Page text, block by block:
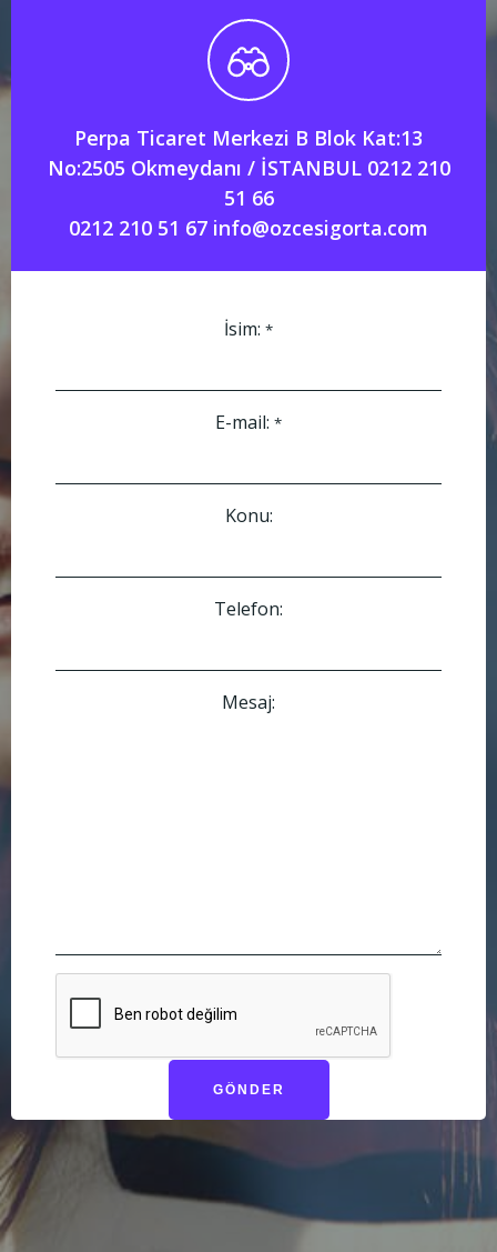
Perpa Ticaret Merkezi B Blok Kat:13
No:2505 Okmeydanı / İSTANBUL 0212 210
51 66
0212 210 51 67 info@ozcesigorta.com
İsim: *
E-mail: *
Konu:
Telefon:
Mesaj: